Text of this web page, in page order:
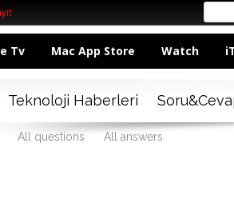
Tv Mac App Store Watch
Teknoloji Haberleri
All questions All answers